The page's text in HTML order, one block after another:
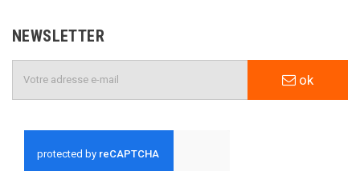
NEWSLETTER
ok